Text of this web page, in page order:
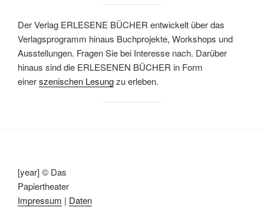
Der Verlag ERLESENE BÜCHER entwickelt über das
Verlagsprogramm hinaus Buchprojekte, Workshops und
Ausstellungen. Fragen Sie bei Interesse nach. Darüber
hinaus sind die ERLESENEN BÜCHER in Form
einerszenischen Lesungzu erleben.
[year] © Das
Papiertheater
Impressum | Daten